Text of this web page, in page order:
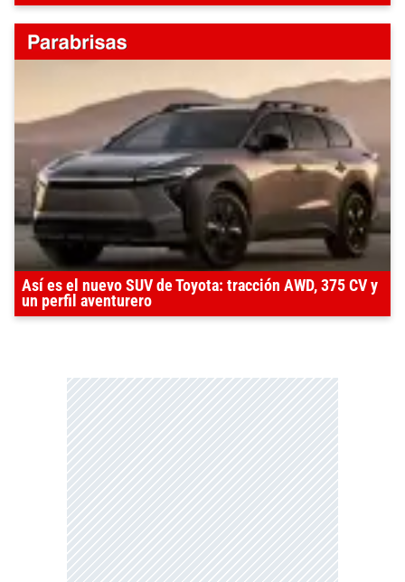
Así es el nuevo SUV de Toyota: tracción AWD, 375 CV y
un perfil aventurero